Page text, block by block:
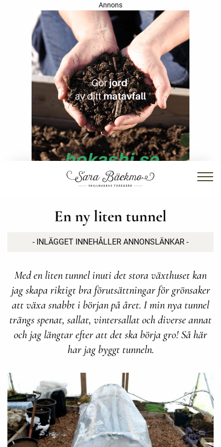
Annons
En ny liten tunnel
- INLÄGGET INNEHÅLLER ANNONSLÄNKAR -
Med en liten tunnel inuti det stora växthuset kan
jag skapa riktigt bra förutsättningar för grönsaker
att växa snabbt i början på året. I min nya tunnel
trängs spenat, sallat, vintersallat och diverse annat
och jag längtar efter att det ska börja gro! Så här
har jag byggt tunneln.